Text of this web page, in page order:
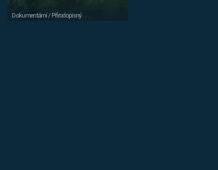
Dokumentární / Přírodopisný